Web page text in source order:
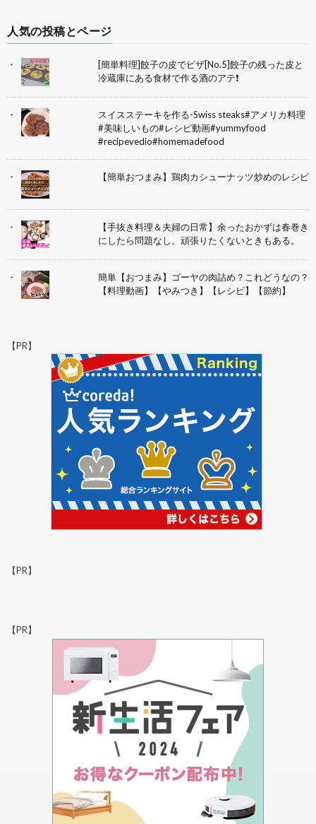
人気の投稿とページ
[簡単料理]餃子の皮でピザ[No.5]餃子の残った皮と
冷蔵庫にある食材で作る酒のアテ❗
スイスステーキを作る-Swiss steaks#アメリカ料理
#美味しいもの#レシピ動画#yummyfood
#recipevedio#homemadefood
【簡単おつまみ】鶏肉カシューナッツ炒めのレシピ
【手抜き料理＆夫婦の日常】余ったおかずは春巻き
にしたら問題なし。頑張りたくないときもある。
簡単【おつまみ】ゴーヤの肉詰め？これどうなの？
【料理動画】【やみつき】【レシピ】【節約】
【PR】
【PR】
【PR】